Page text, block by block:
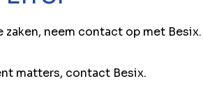
neem contact op met Besix.
matters, contact Besix.